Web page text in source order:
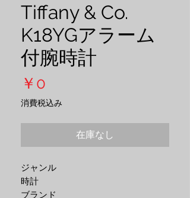
Tiffany & Co.
K18YGアラーム
付腕時計
￥0
格
消費税込み
在庫なし
ジャンル
時計
ブランド